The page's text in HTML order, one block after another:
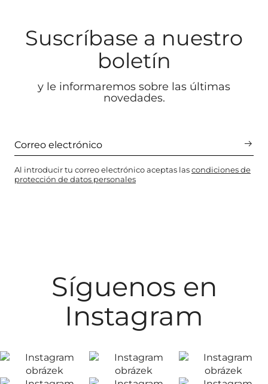
Suscríbase a nuestro
boletín
y le informaremos sobre las últimas
novedades.
Al introducir tu correo electrónico aceptas lascondiciones de
protección de datos personales
Síguenos en
Instagram